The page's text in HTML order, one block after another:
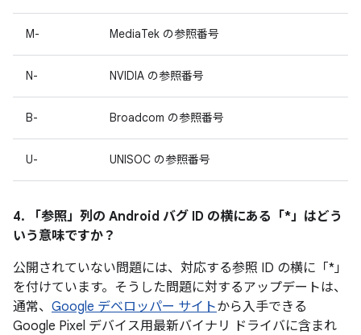
M- MediaTek の参照番号
N- NVIDIA の参照番号
B- Broadcom の参照番号
U- UNISOC の参照番号
4. 「参照」 列の Android バグ ID の横にある「*」はどう
いう意味ですか？
公開されていない問題には、対応する参照 ID の横に「*」
を付けています。そうした問題に対するアップデートは、
通常、 Google デベロッパー サイトから入手できる
Google Pixel デバイス用最新バイナリ ドライバに含まれ